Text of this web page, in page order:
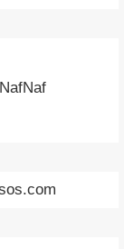
NafNaf